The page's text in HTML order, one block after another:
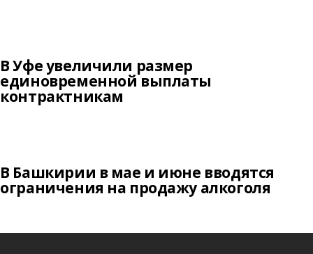
В Уфе увеличили размер
единовременной выплаты
контрактникам
В Башкирии в мае и июне вводятся
ограничения на продажу алкоголя